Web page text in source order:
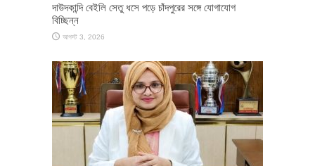
দাউদকান্দি বেইলি সেতু ধসে পড়ে চাঁদপুরের সঙ্গে যোগাযোগ
বিচ্ছিন্ন
আগস্ট 3, 2026